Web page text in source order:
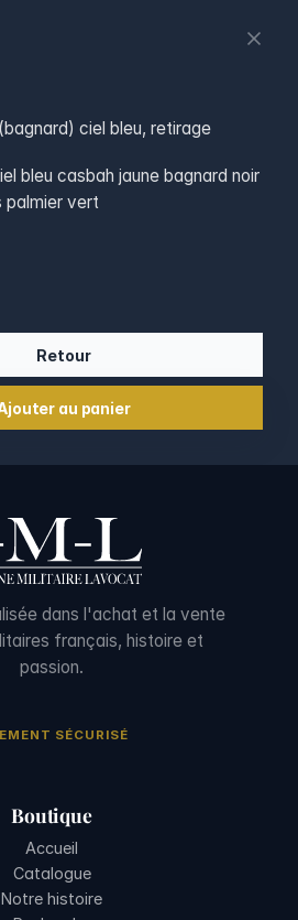
ciel bleu, retirage
bleu casbah jaune bagnard noir
palmier vert
Retour
au panier
dans l'achat et la vente
français, histoire et
passion.
SÉCURISÉ
Boutique
Accueil
Catalogue
Notre histoire